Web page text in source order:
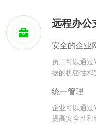
远程办公
安全的企业
员工可以通
据的机密性和
统一管理
企业可以通过
提高安全性和